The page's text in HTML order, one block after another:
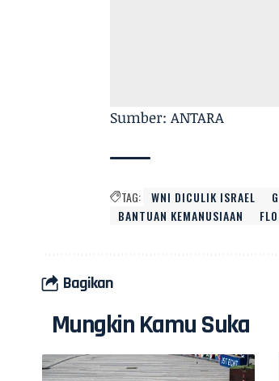
Sumber: ANTARA
TAG: WNI DICULIK ISRAEL
BANTUAN KEMANUSIAAN
Bagikan
Mungkin Kamu Suka